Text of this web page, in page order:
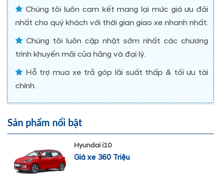
Chúng tôi luôn cam kết mang lại mức giá ưu đãi
nhất cho quý khách với thời gian giao xe nhanh nhất.
Chúng tôi luôn cập nhật sớm nhất các chương
trình khuyến mãi của hãng và đại lý.
Hỗ trợ mua xe trả góp lãi suất thấp & tối ưu tài
chính.
Sản phẩm nổi bật
Hyundai i10
Giá xe 360 Triệu